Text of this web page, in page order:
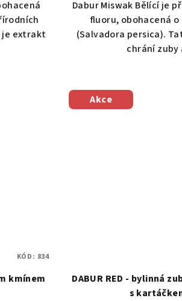
je extrakt
5
Dabur Miswak Bělící je
fluoru, obohacená
(Salvadora persica).
chrání zuby
kmínem
KÓD: 834
Akce
DABUR RED - bylinná
s